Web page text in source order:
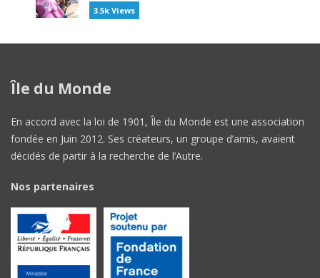
3.5k Views
Île du Monde
En accord avec la loi de 1901, Île du Monde est une association
fondée en Juin 2012. Ses créateurs, un groupe d’amis, avaient
décidés de partir à la recherche de l’Autre.
Nos partenaires